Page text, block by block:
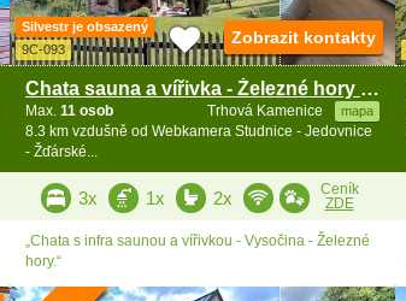
Silvestr je obsazený
9C-093
Chata sauna a vířivka - Železné hory - Dřevíkov
Trhová Kamenice mapa
Max. 11 osob
8.3 km vzdušně od Webkamera Studnice - Jedovnice
- Žďárské...
Zobrazit kontakty
3x 1x 2x
Ceník
ZDE
„Chata s infra saunou a vířivkou - Vysočina - Železné
hory.“